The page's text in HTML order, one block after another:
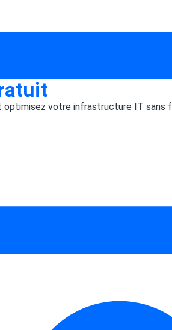
optimisez votre infrastructure IT sans